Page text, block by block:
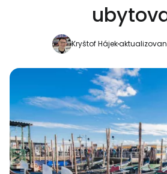
Kryštof Hájek
Pokračovať so
Pokračovať na
Pokračovať s e-